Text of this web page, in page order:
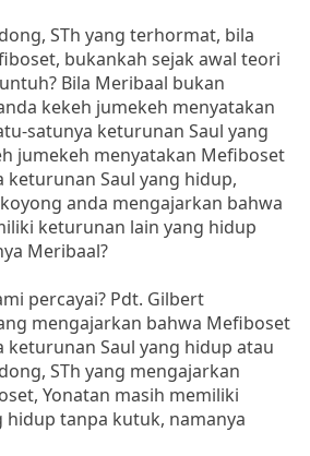
STh yang terhormat, bila
bukankah sejak awal teori
Bila Meribaal bukan
kekeh jumekeh menyatakan
satunya keturunan Saul yang
jumekeh menyatakan Mefiboset
keturunan Saul yang hidup,
anda mengajarkan bahwa
keturunan lain yang hidup
Meribaal?
percayai? Pdt. Gilbert
mengajarkan bahwa Mefiboset
keturunan Saul yang hidup atau
STh yang mengajarkan
Yonatan masih memiliki
hidup tanpa kutuk, namanya